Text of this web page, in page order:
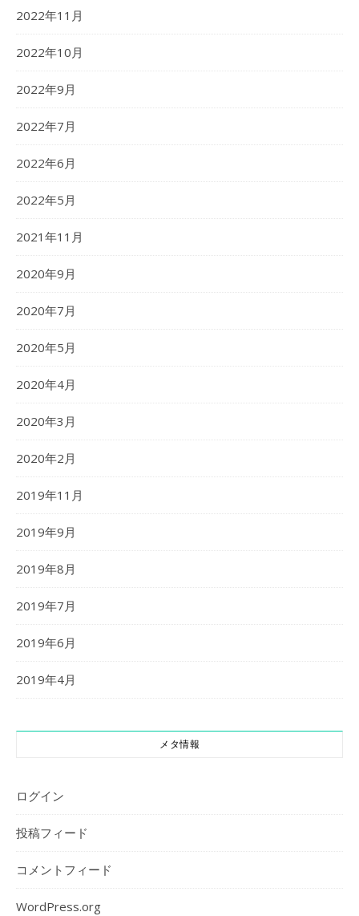
2022年11月
2022年10月
2022年9月
2022年7月
2022年6月
2022年5月
2021年11月
2020年9月
2020年7月
2020年5月
2020年4月
2020年3月
2020年2月
2019年11月
2019年9月
2019年8月
2019年7月
2019年6月
2019年4月
メタ情報
ログイン
投稿フィード
コメントフィード
WordPress.org